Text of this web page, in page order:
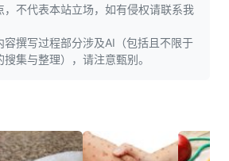
，不代表本站立场，如有侵权请联系我
容撰写过程部分涉及AI（包括且不限于
集与整理），请注意甄别。